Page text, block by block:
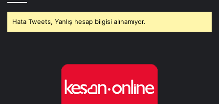
Hata Tweets, Yanlış hesap bilgisi alınamıyor.